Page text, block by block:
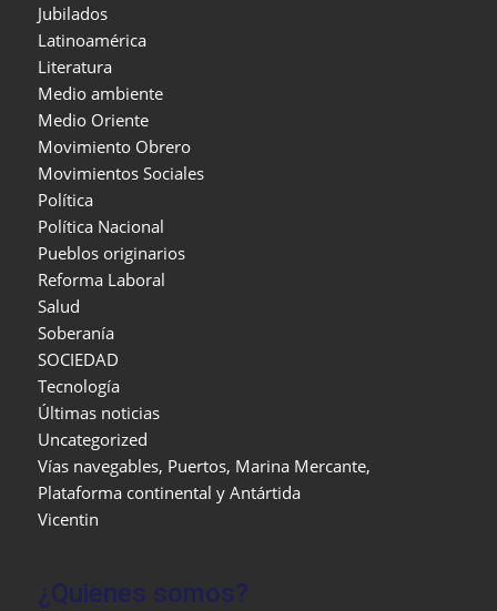
Jubilados
Latinoamérica
Literatura
Medio ambiente
Medio Oriente
Movimiento Obrero
Movimientos Sociales
Política
Política Nacional
Pueblos originarios
Reforma Laboral
Salud
Soberanía
SOCIEDAD
Tecnología
Últimas noticias
Uncategorized
Vías navegables, Puertos, Marina Mercante,
Plataforma continental y Antártida
Vicentin
¿Quienes somos?